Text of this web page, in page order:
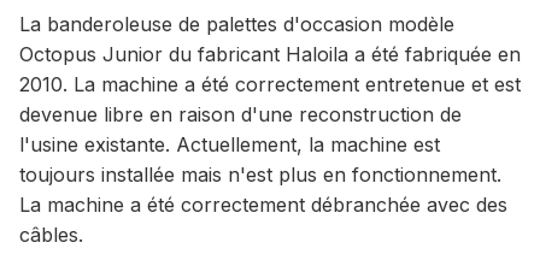
La banderoleuse de palettes d'occasion modèle
Octopus Junior du fabricant Haloila a été fabriquée en
2010. La machine a été correctement entretenue et est
devenue libre en raison d'une reconstruction de
l'usine existante. Actuellement, la machine est
toujours installée mais n'est plus en fonctionnement.
La machine a été correctement débranchée avec des
câbles.